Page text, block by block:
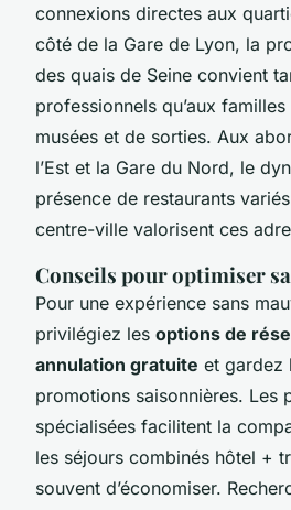
connexions directes aux
côté de la Gare de Lyon, la
des quais de Seine convient
professionnels qu’aux
musées et de sorties. Aux
l’Est et la Gare du Nord, le
présence de restaurants
centre-ville valorisent ces
Conseils pour optimiser
Pour une expérience sans
privilégiez les options de
annulation gratuite et gardez
promotions saisonnières. Les
spécialisées facilitent la
les séjours combinés hôtel +
souvent d’économiser.